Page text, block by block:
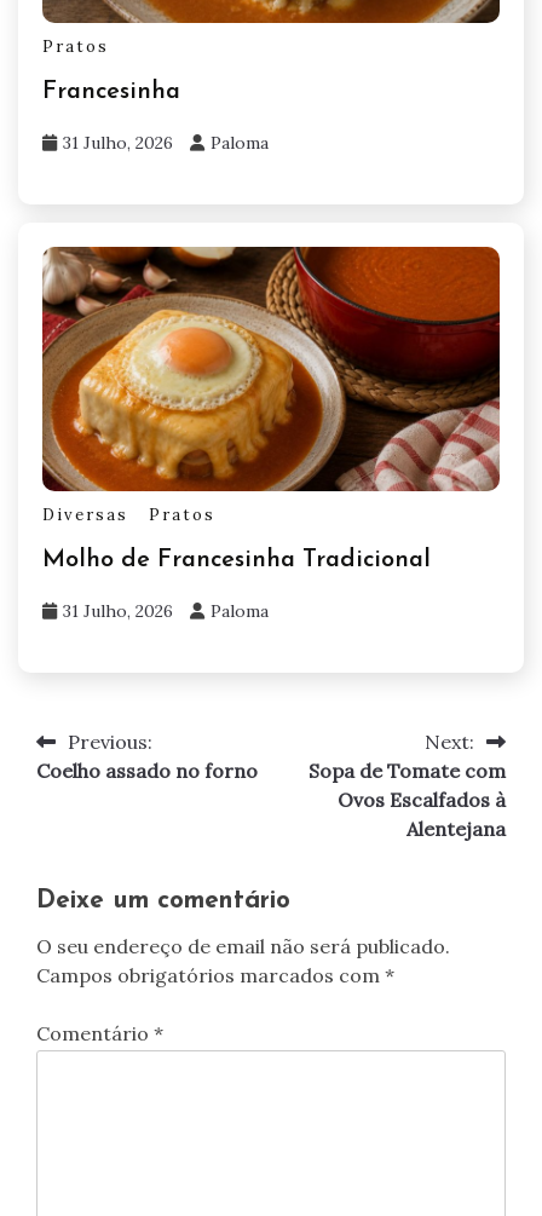
Pratos
Francesinha
31 Julho, 2026 Paloma
Diversas Pratos
Molho de Francesinha Tradicional
31 Julho, 2026 Paloma
Navegação
Previous:
Coelho assado no forno
Next:
Sopa de Tomate com
Ovos Escalfados à
Alentejana
Deixe um comentário
O seu endereço de email não será publicado.
Campos obrigatórios marcados com *
Comentário *